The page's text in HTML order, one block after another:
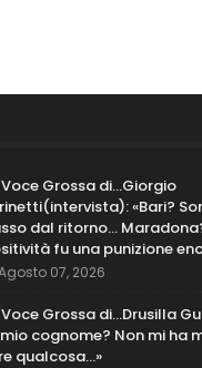
Voce Grossa di…Giorgio
«Bari?
dal ritorno...
fu una punizione
07, 2026
Voce Grossa di…Drusilla
cognome? Non mi ha
qualcosa…»